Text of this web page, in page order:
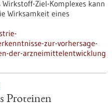
Ziel-Komplexes kann
Wirksamkeit eines
zur-vorhersage-
der-arzneimittelentwicklung
Proteinen